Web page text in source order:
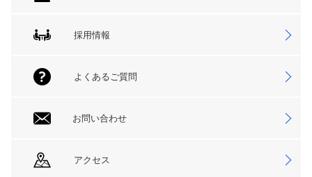
採用情報
よくあるご質問
お問い合わせ
アクセス